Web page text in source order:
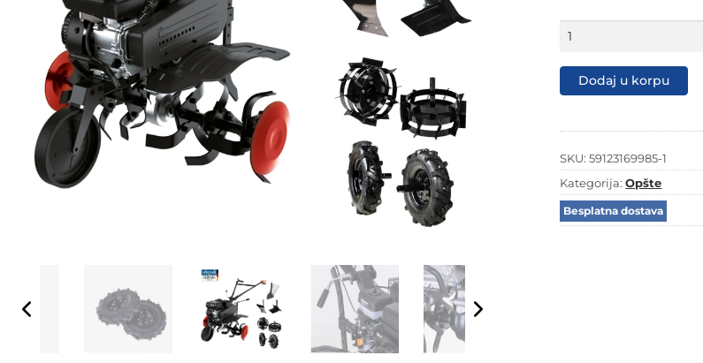
motorni
freza
kopačica
sa
priključcima
količina
Dodaj u korpu
SKU:59123169985-1
Kategorija:Opšte
Besplatna dostava